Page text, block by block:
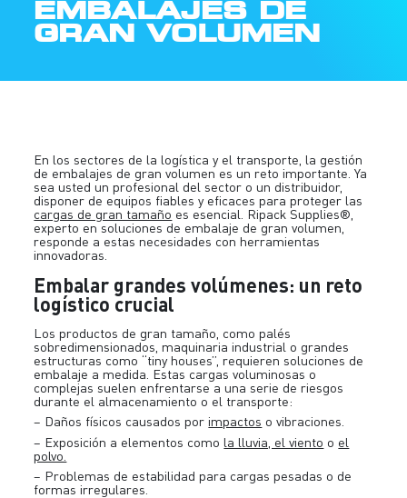
EMBALAJES DE
GRAN VOLUMEN
En los sectores de la logística y el transporte, la gestión
de embalajes de gran volumen es un reto importante. Ya
sea usted un profesional del sector o un distribuidor,
disponer de equipos fiables y eficaces para proteger las
cargas de gran tamaño es esencial. Ripack Supplies®,
experto en soluciones de embalaje de gran volumen,
responde a estas necesidades con herramientas
innovadoras.
Embalar grandes volúmenes: un reto
logístico crucial
Los productos de gran tamaño, como palés
sobredimensionados, maquinaria industrial o grandes
estructuras como “tiny houses”, requieren soluciones de
embalaje a medida. Estas cargas voluminosas o
complejas suelen enfrentarse a una serie de riesgos
durante el almacenamiento o el transporte:
– Daños físicos causados porimpactos o vibraciones.
– Exposición a elementos comola lluvia, el viento o el
polvo.
– Problemas de estabilidad para cargas pesadas o de
formas irregulares.